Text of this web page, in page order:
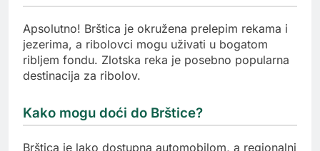
Apsolutno! Brštica je okružena prelepim rekama i
jezerima, a ribolovci mogu uživati u bogatom
ribljem fondu. Zlotska reka je posebno popularna
destinacija za ribolov.
Kako mogu doći do Brštice?
Brštica je lako dostupna automobilom, a regionalni